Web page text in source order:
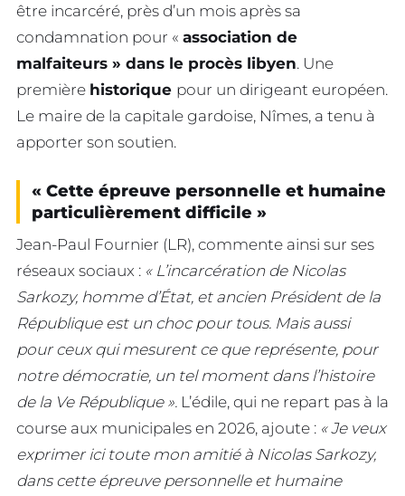
être incarcéré, près d’un mois après sa
condamnation pour « association de
malfaiteurs » dans le procès libyen. Une
première historique pour un dirigeant européen.
Le maire de la capitale gardoise, Nîmes, a tenu à
apporter son soutien.
« Cette épreuve personnelle et humaine
particulièrement difficile »
Jean-Paul Fournier (LR), commente ainsi sur ses
réseaux sociaux : « L’incarcération de Nicolas
Sarkozy, homme d’État, et ancien Président de la
République est un choc pour tous. Mais aussi
pour ceux qui mesurent ce que représente, pour
notre démocratie, un tel moment dans l’histoire
de la Ve République ». L’édile, qui ne repart pas à la
course aux municipales en 2026, ajoute : « Je veux
exprimer ici toute mon amitié à Nicolas Sarkozy,
dans cette épreuve personnelle et humaine